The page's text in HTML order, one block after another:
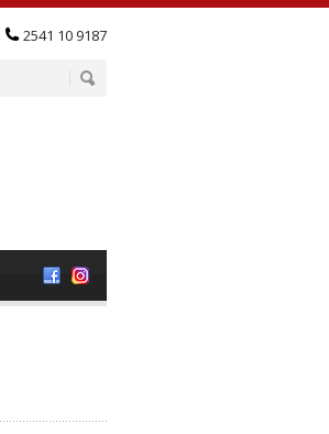
2541 10 9187